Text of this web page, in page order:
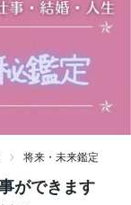
将来・未来鑑定
ができます